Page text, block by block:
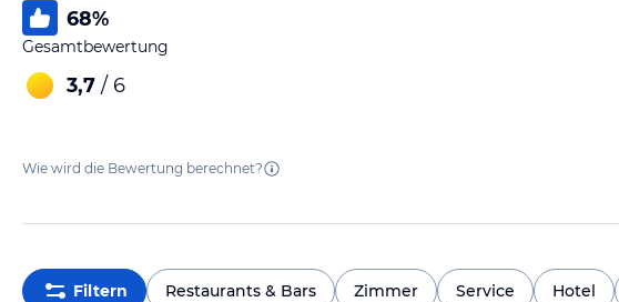
68%
Gesamtbewertung
3,7 / 6
Wie wird die Bewertung berechnet?
Filtern Restaurants & Bars Zimmer Service Hotel